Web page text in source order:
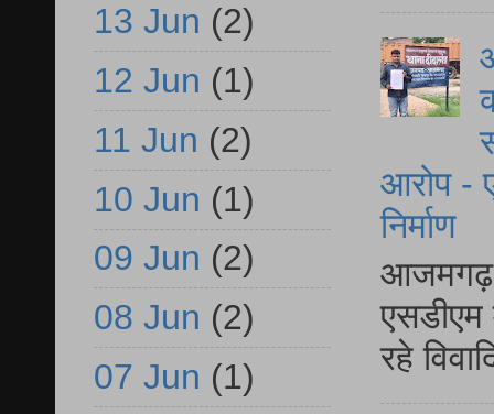
आरोप -
निर्माण
आजमगढ़
एसडीएम
रहे
13 Jun (2)
12 Jun (1)
11 Jun (2)
10 Jun (1)
09 Jun (2)
08 Jun (2)
07 Jun (1)